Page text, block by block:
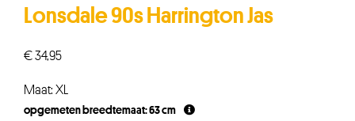
Lonsdale 90s Harrington Jas
€34,95
Maat: XL
opgemeten breedtemaat: 63 cm